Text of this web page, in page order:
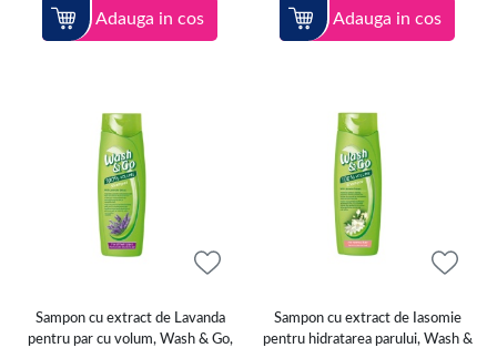
Adauga in cos Adauga in cos
Sampon cu extract de Lavanda
pentru par cu volum, Wash & Go,
Sampon cu extract de Iasomie
pentru hidratarea parului, Wash &